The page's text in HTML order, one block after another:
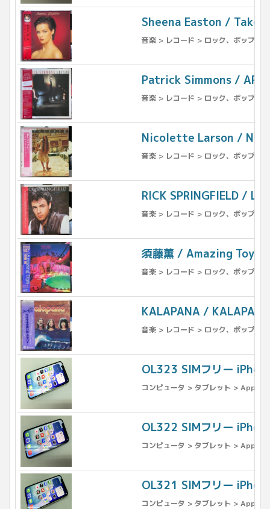
Sheena Easton / Take
音楽 > レコード > ロック、ポップス
Patrick Simmons /
音楽 > レコード > ロック、ポップス
Nicolette Larson /
音楽 > レコード > ロック、ポップス
RICK SPRINGFIELD /
音楽 > レコード > ロック、ポップス
須藤薫 / Amazing Toys
音楽 > レコード > ロック、ポップス
KALAPANA /
音楽 > レコード > ロック、ポップス
OL323 SIMフリー
コンピュータ > タブレット > Apple
OL322 SIMフリー
コンピュータ > タブレット > Apple
OL321 SIMフリー
コンピュータ > タブレット > Apple